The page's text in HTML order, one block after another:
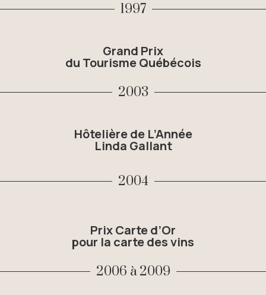
1997
Grand Prix
du Tourisme Québécois
2003
Hôtelière de L’Année
Linda Gallant
2004
Prix Carte d’Or
pour la carte des vins
2006 à 2009